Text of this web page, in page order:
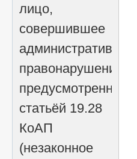
лицо,
совершившее
административное
правонарушение,
предусмотренное
статьёй 19.28
КоАП
(незаконное